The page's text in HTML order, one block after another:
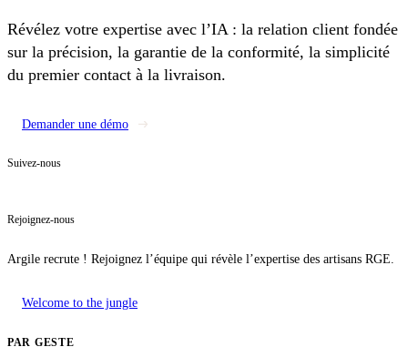
Révélez votre expertise avec l’IA : la relation client fondée
sur la précision, la garantie de la conformité, la simplicité
du premier contact à la livraison.
Demander une démo
Suivez-nous
Rejoignez-nous
Argile recrute ! Rejoignez l’équipe qui révèle l’expertise des artisans RGE.
Welcome to the jungle
PAR GESTE